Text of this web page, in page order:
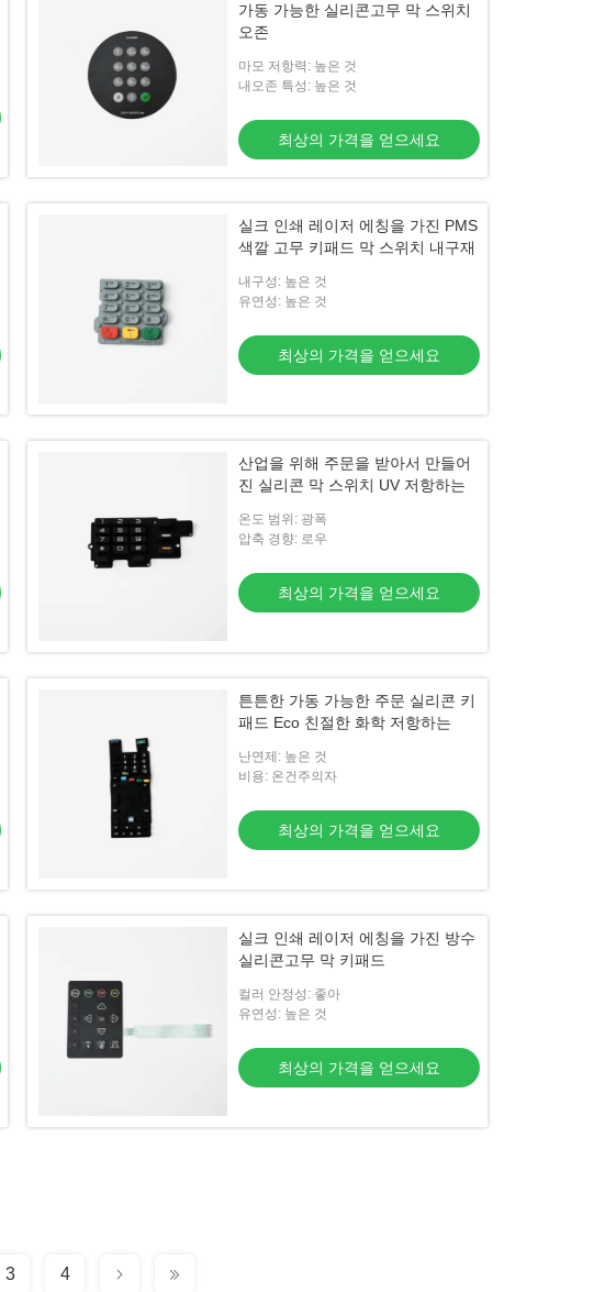
가동 가능한 실리콘고무 막 스위치
오존
마모 저항력: 높은 것
내오존 특성: 높은 것
최상의 가격을 얻으세요
실크 인쇄 레이저 에칭을 가진 PMS
색깔 고무 키패드 막 스위치 내구재
내구성: 높은 것
유연성: 높은 것
최상의 가격을 얻으세요
산업을 위해 주문을 받아서 만들어
진 실리콘 막 스위치 UV 저항하는
온도 범위: 광폭
압축 경향: 로우
최상의 가격을 얻으세요
튼튼한 가동 가능한 주문 실리콘 키
패드 Eco 친절한 화학 저항하는
난연제: 높은 것
비용: 온건주의자
최상의 가격을 얻으세요
실크 인쇄 레이저 에칭을 가진 방수
실리콘고무 막 키패드
컬러 안정성: 좋아
유연성: 높은 것
최상의 가격을 얻으세요
3 4